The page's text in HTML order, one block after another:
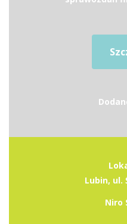
Lubin, ul.
Niro